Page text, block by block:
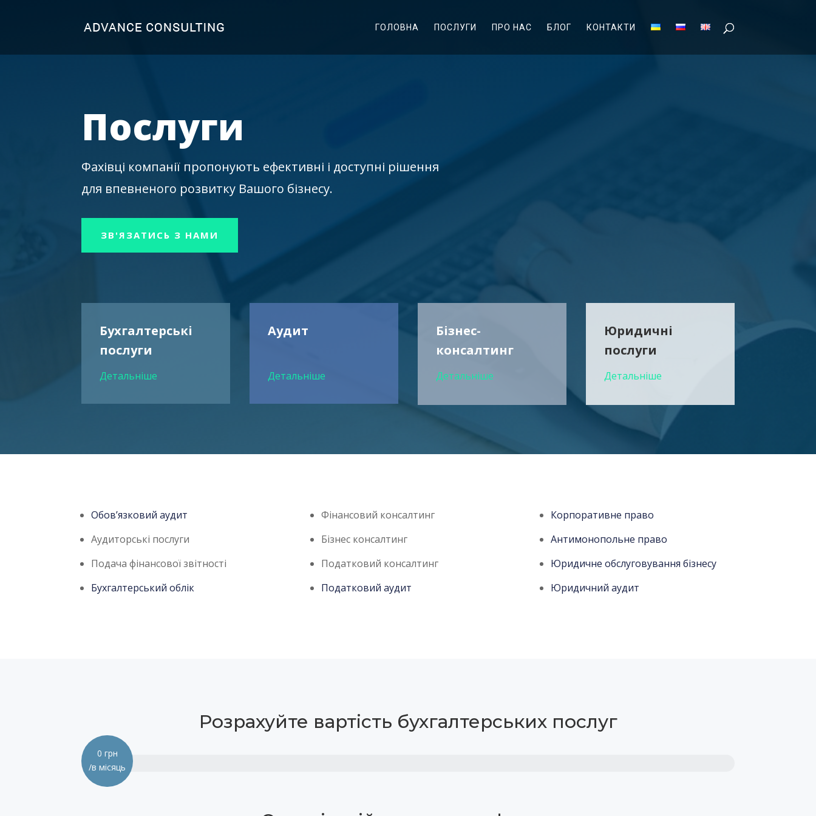
ГОЛОВНА ПОСЛУГИ ПРО НАС БЛОГ КОНТАКТИ
Послуги
Фахівці компанії пропонують ефективні і доступні рішення
для впевненого розвитку Вашого бізнесу.
ЗВ'ЯЗАТИСЬ З НАМИ
Бухгалтерські
послуги
Детальніше
Аудит
Детальніше
Бізнес-
консалтинг
Детальніше
Юридичні
послуги
Детальніше
Обов’язковий аудит
Аудиторські послуги
Подача фінансової звітності
Бухгалтерський облік
Фінансовий консалтинг
Бізнес консалтинг
Податковий консалтинг
Податковий аудит
Корпоративне право
Антимонопольне право
Юридичне обслуговування бізнесу
Юридичний аудит
Розрахуйте вартість бухгалтерських послуг
0 грн
/в місяць